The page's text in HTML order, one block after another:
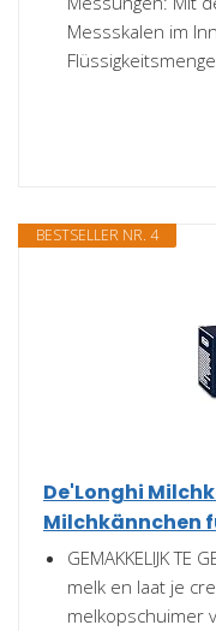
Messskalen im
BESTSELLER NR. 4
De'Longhi
Milchkännchen
GEMAKKELIJK TE
melk en laat je
melkopschuimer